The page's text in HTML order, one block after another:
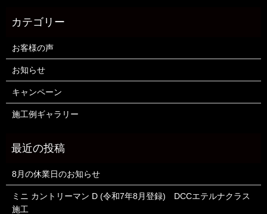
お客様の声
お知らせ
キャンペーン
施工例ギャラリー
8月の休業日のお知らせ
ミニ カントリーマン D (令和7年8月登録) DCCエテルナクラス
施工